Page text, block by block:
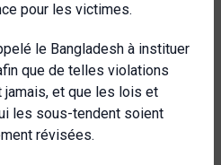
pour les victimes.
le Bangladesh à instituer
que de telles violations
et que les lois et
les sous-tendent soient
révisées.